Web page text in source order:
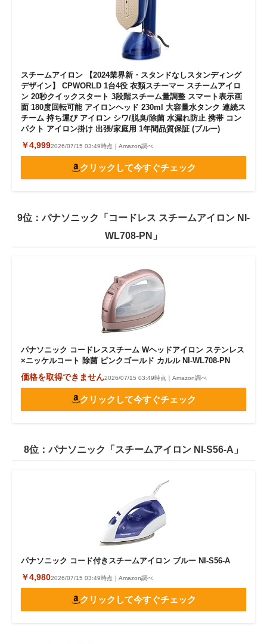
スチームアイロン 【2024業界新・スタンドなしスタンディング
デザイン】 CPWORLD 1台4役 衣類スチーマー スチームアイロ
ン 20秒クイックスタート 3段階スチーム量調整 スマート表示画
面 180度回転可能 アイロンヘッド 230ml 大容量水タンク 連続ス
チーム 持ち運び アイロン シワ/脱臭/除菌 水漏れ防止 携帯 コン
パクト アイロン掛け 出張/家庭用 1年間品質保証 (ブルー)
￥4,9992026/07/15 03:49時点｜Amazon調べ
クリックして今すぐチェック
9位：パナソニック「コードレス スチームアイロン NI-
WL708-PN」
パナソニック コードレススチーム Wヘッドアイロン ステンレス
×ニッケルコート 除菌 ピンクゴールド カルル NI-WL708-PN
価格を取得できません2026/07/15 03:49時点｜Amazon調べ
クリックして今すぐチェック
8位：パナソニック「スチームアイロン NI-S56-A」
パナソニック コード付きスチームアイロン ブルー NI-S56-A
￥4,9802026/07/15 03:49時点｜Amazon調べ
クリックして今すぐチェック